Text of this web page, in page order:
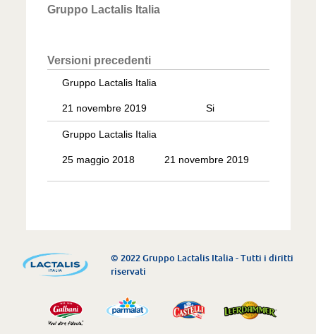
Gruppo Lactalis Italia
Versioni precedenti
Gruppo Lactalis Italia
21 novembre 2019 Si
Gruppo Lactalis Italia
25 maggio 2018 21 novembre 2019
© 2022 Gruppo Lactalis Italia - Tutti i diritti
riservati